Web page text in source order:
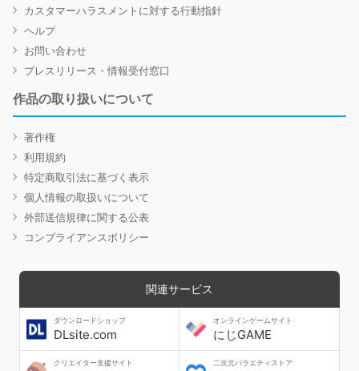
カスタマーハラスメントに対する行動指針
ヘルプ
お問い合わせ
プレスリリース・情報受付窓口
作品の取り扱いについて
著作権
利用規約
特定商取引法に基づく表示
個人情報の取扱いについて
外部送信規律に関する公表
コンプライアンスポリシー
関連サービス
ダウンロードショップ
DLsite.com
オンラインゲームサイト
にじGAME
クリエイター支援サイト 二次元バラエティストア